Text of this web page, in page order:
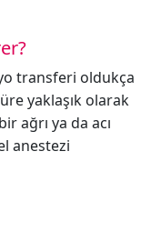
transferi oldukça
yaklaşık olarak
ağrı ya da acı
anestezi